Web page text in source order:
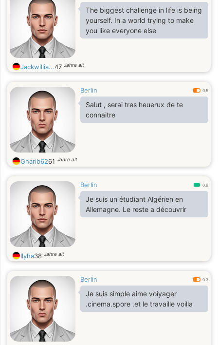
The biggest challenge in life is being
yourself. In a world trying to make
you like everyone else
Jackwillia...47 Jahre alt
Berlin 0.5
Salut , serai tres heuerux de te
connaitre
Gharib6261 Jahre alt
Berlin 0.9
Je suis un étudiant Algérien en
Allemagne. Le reste a découvrir
Ilyha38 Jahre alt
Berlin 0.3
Je suis simple aime voiyager
.cinema.spore .et le travaille voilla